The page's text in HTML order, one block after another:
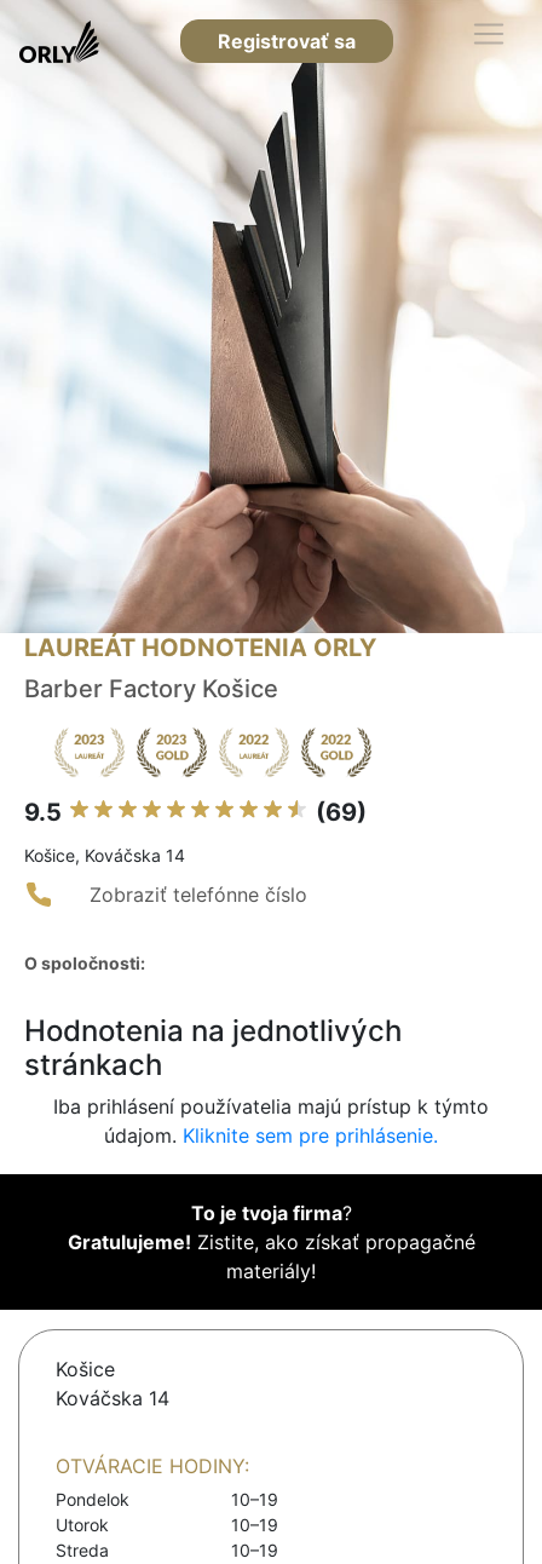
Registrovať sa
LAUREÁT HODNOTENIA ORLY
Barber Factory Košice
9.5 (69)
Košice, Kováčska 14
Zobraziť telefónne číslo
O spoločnosti:
Hodnotenia na jednotlivých
stránkach
Iba prihlásení používatelia majú prístup k týmto
údajom. Kliknite sem pre prihlásenie.
To je tvoja firma?
Gratulujeme! Zistite, ako získať propagačné
materiály!
Košice
Kováčska 14
OTVÁRACIE HODINY:
Pondelok
10–19
Utorok
10–19
Streda
10–19